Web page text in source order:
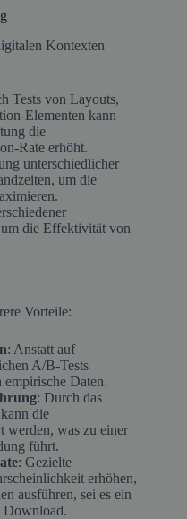
Kontexten
Tests von Layouts,
Elementen kann
die
Rate erhöht.​
unterschiedlicher
um die
die Effektivität von
Vorteile:​
: Anstatt auf
A/B-Tests
empirische Daten.​
: Durch das
die
werden, was zu einer
führt.​
: Gezielte
erhöhen,
ausführen, sei es ein
Download.​